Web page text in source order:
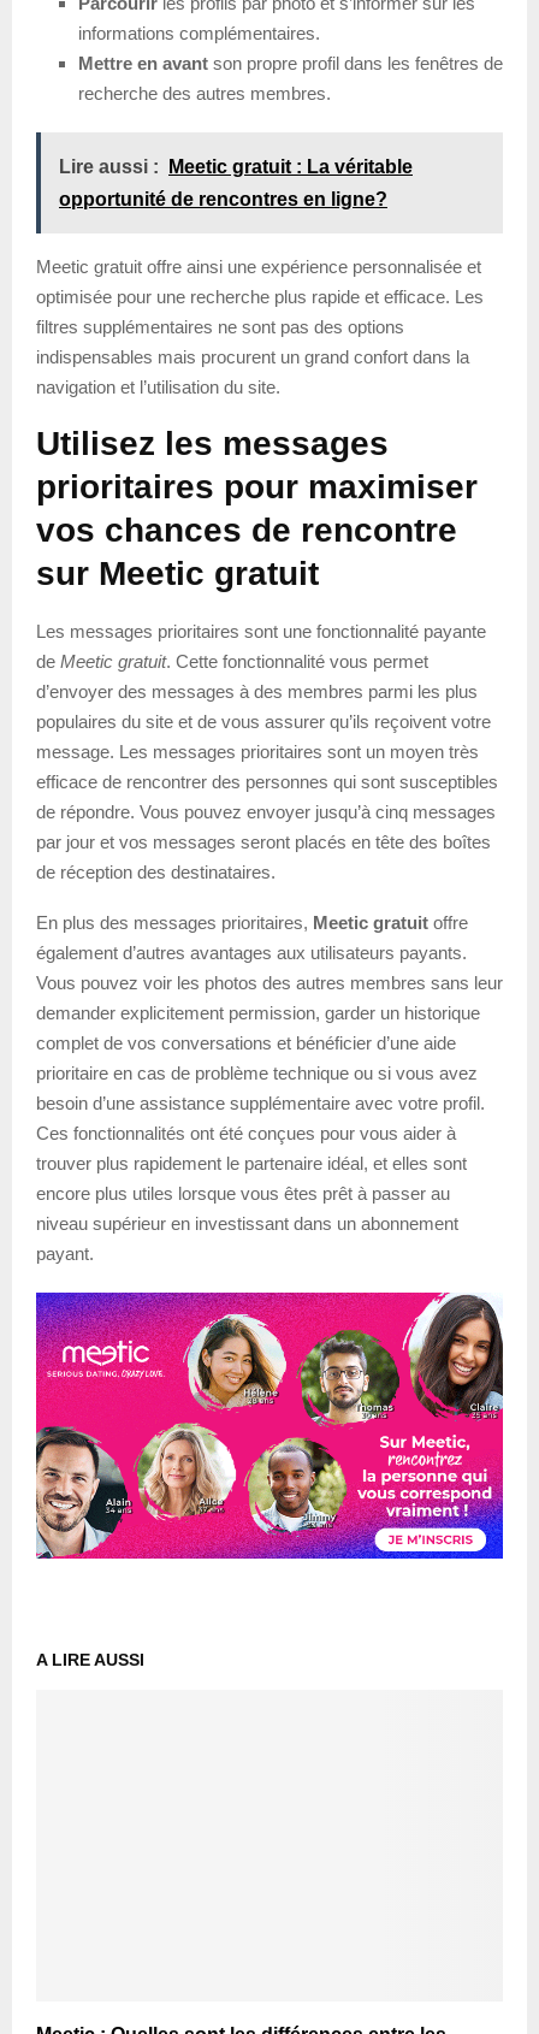
informations complémentaires.
Mettre en avant son propre profil dans les fenêtres de
recherche des autres membres.
Lire aussi :
Meetic gratuit : La véritable
opportunité de rencontres en ligne?
Meetic gratuit offre ainsi une expérience personnalisée et
optimisée pour une recherche plus rapide et efficace. Les
filtres supplémentaires ne sont pas des options
indispensables mais procurent un grand confort dans la
navigation et l’utilisation du site.
Utilisez les messages
prioritaires pour maximiser
vos chances de rencontre
sur Meetic gratuit
Les messages prioritaires sont une fonctionnalité payante
de Meetic gratuit. Cette fonctionnalité vous permet
d’envoyer des messages à des membres parmi les plus
populaires du site et de vous assurer qu’ils reçoivent votre
message. Les messages prioritaires sont un moyen très
efficace de rencontrer des personnes qui sont susceptibles
de répondre. Vous pouvez envoyer jusqu’à cinq messages
par jour et vos messages seront placés en tête des boîtes
de réception des destinataires.
En plus des messages prioritaires, Meetic gratuit offre
également d’autres avantages aux utilisateurs payants.
Vous pouvez voir les photos des autres membres sans leur
demander explicitement permission, garder un historique
complet de vos conversations et bénéficier d’une aide
prioritaire en cas de problème technique ou si vous avez
besoin d’une assistance supplémentaire avec votre profil.
Ces fonctionnalités ont été conçues pour vous aider à
trouver plus rapidement le partenaire idéal, et elles sont
encore plus utiles lorsque vous êtes prêt à passer au
niveau supérieur en investissant dans un abonnement
payant.
A LIRE AUSSI